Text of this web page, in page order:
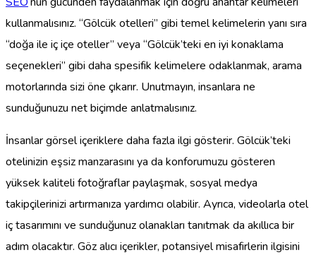
kullanmalısınız. “Gölcük otelleri” gibi temel kelimelerin yanı sıra
“doğa ile iç içe oteller” veya “Gölcük’teki en iyi konaklama
seçenekleri” gibi daha spesifik kelimelere odaklanmak, arama
motorlarında sizi öne çıkarır. Unutmayın, insanlara ne
sunduğunuzu net biçimde anlatmalısınız.
İnsanlar görsel içeriklere daha fazla ilgi gösterir. Gölcük’teki
otelinizin eşsiz manzarasını ya da konforumuzu gösteren
yüksek kaliteli fotoğraflar paylaşmak, sosyal medya
takipçilerinizi artırmanıza yardımcı olabilir. Ayrıca, videolarla otel
iç tasarımını ve sunduğunuz olanakları tanıtmak da akıllıca bir
adım olacaktır. Göz alıcı içerikler, potansiyel misafirlerin ilgisini